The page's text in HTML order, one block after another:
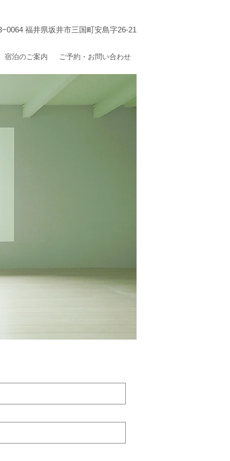
福井県坂井市三国町安島字26-21
宿泊のご案内 ご予約・お問い合わせ